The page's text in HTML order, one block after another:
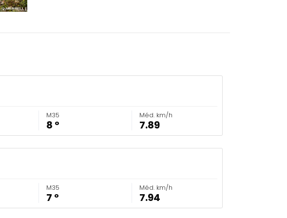
M35
8 º
Méd. km/h
7.89
M35
7 º
Méd. km/h
7.94